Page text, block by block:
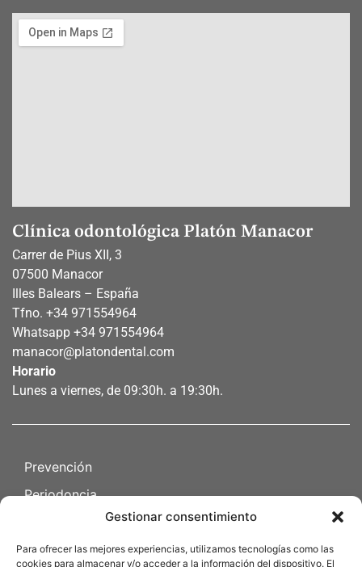
Gestionar consentimiento
Para ofrecer las mejores experiencias, utilizamos tecnologías como las
cookies para almacenar y/o acceder a la información del dispositivo. El
Clínica odontológica Platón Manacor
Carrer de Pius XII, 3
07500 Manacor
Illes Balears – España
Tfno. +34 971554964
Whatsapp +34 971554964
manacor@platondental.com
Horario
Lunes a viernes, de 09:30h. a 19:30h.
Prevención
Periodoncia
Cirugia oral